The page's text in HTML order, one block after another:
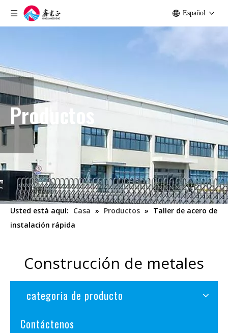
Español
Productos
Usted está aquí: Casa » Productos » Taller de acero de
instalación rápida
Construcción de metales
categoria de producto
Contáctenos